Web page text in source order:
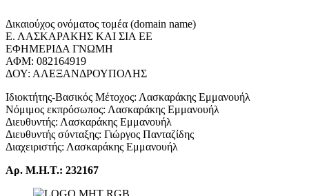
Δικαιούχος ονόματος τομέα (domain name)
Ε. ΛΑΣΚΑΡΑΚΗΣ ΚΑΙ ΣΙΑ ΕΕ
ΕΦΗΜΕΡΙΔΑ ΓΝΩΜΗ
ΑΦΜ: 082164919
ΔΟΥ: ΑΛΕΞΑΝΔΡΟΥΠΟΛΗΣ
Ιδιοκτήτης-Βασικός Μέτοχος: Λασκαράκης Εμμανουήλ
Νόμιμος εκπρόσωπος: Λασκαράκης Εμμανουήλ
Διευθυντής: Λασκαράκης Εμμανουήλ
Διευθυντής σύνταξης: Γιώργος Πανταζίδης
Διαχειριστής: Λασκαράκης Εμμανουήλ
Αρ. Μ.Η.Τ.: 232167